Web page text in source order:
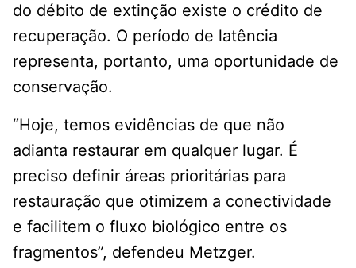
do débito de extinção existe o crédito de
recuperação. O período de latência
representa, portanto, uma oportunidade de
conservação.
“Hoje, temos evidências de que não
adianta restaurar em qualquer lugar. É
preciso definir áreas prioritárias para
restauração que otimizem a conectividade
e facilitem o fluxo biológico entre os
fragmentos”, defendeu Metzger.